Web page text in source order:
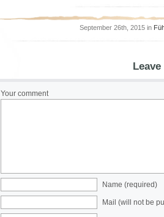
September 26th, 2015 in
Your comment
Name (required)
Mail (will not be